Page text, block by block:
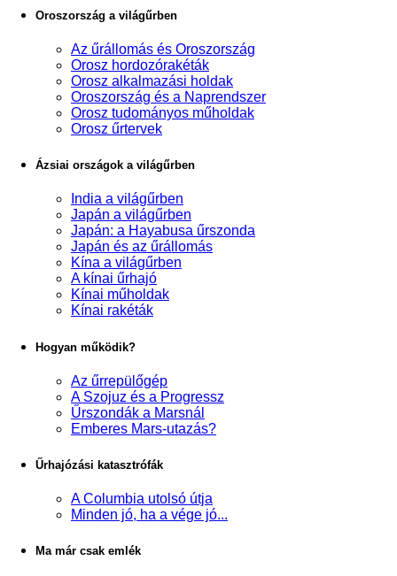
Oroszország a világűrben
Az űrállomás és Oroszország
Orosz hordozórakéták
Orosz alkalmazási holdak
Oroszország és a Naprendszer
Orosz tudományos műholdak
Orosz űrtervek
Ázsiai országok a világűrben
India a világűrben
Japán a világűrben
Japán: a Hayabusa űrszonda
Japán és az űrállomás
Kína a világűrben
A kínai űrhajó
Kínai műholdak
Kínai rakéták
Hogyan működik?
Az űrrepülőgép
A Szojuz és a Progressz
Űrszondák a Marsnál
Emberes Mars-utazás?
Űrhajózási katasztrófák
A Columbia utolsó útja
Minden jó, ha a vége jó...
Ma már csak emlék